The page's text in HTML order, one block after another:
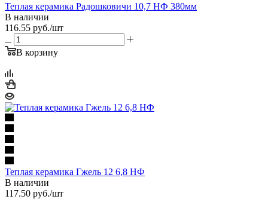
Теплая керамика Радошковичи 10,7 НФ 380мм
В наличии
116.55 руб./шт
В корзину
Теплая керамика Гжель 12 6,8 НФ
В наличии
117.50 руб./шт